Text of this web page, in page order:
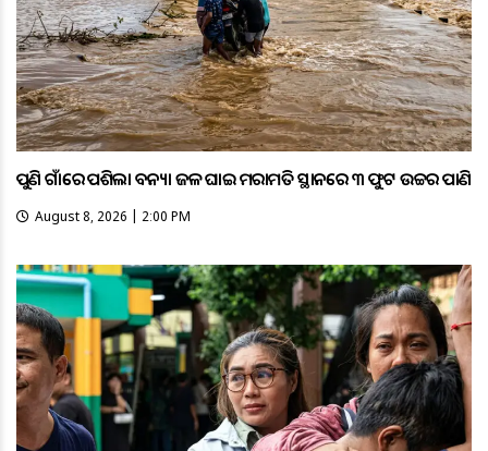
ପୁଣି ଗାଁରେ ପଶିଲା ବନ୍ୟା ଜଳ ଘାଇ ମରାମତି ସ୍ଥାନରେ ୩ ଫୁଟ ଉଚ୍ଚର ପାଣି
August 8, 2026 | 2:00 PM